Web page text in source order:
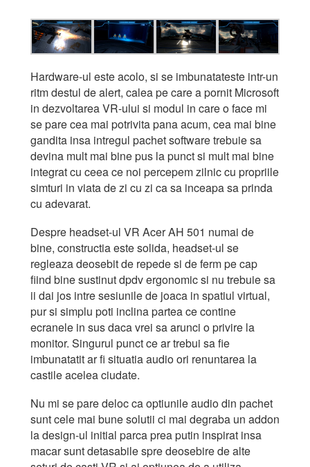
Hardware-ul este acolo, si se imbunatateste intr-un
ritm destul de alert, calea pe care a pornit Microsoft
in dezvoltarea VR-ului si modul in care o face mi
se pare cea mai potrivita pana acum, cea mai bine
gandita insa intregul pachet software trebuie sa
devina mult mai bine pus la punct si mult mai bine
integrat cu ceea ce noi percepem zilnic cu propriile
simturi in viata de zi cu zi ca sa inceapa sa prinda
cu adevarat.
Despre headset-ul VR Acer AH 501 numai de
bine, constructia este solida, headset-ul se
regleaza deosebit de repede si de ferm pe cap
fiind bine sustinut dpdv ergonomic si nu trebuie sa
ii dai jos intre sesiunile de joaca in spatiul virtual,
pur si simplu poti inclina partea ce contine
ecranele in sus daca vrei sa arunci o privire la
monitor. Singurul punct ce ar trebui sa fie
imbunatatit ar fi situatia audio ori renuntarea la
castile acelea ciudate.
Nu mi se pare deloc ca optiunile audio din pachet
sunt cele mai bune solutii ci mai degraba un addon
la design-ul initial parca prea putin inspirat insa
macar sunt detasabile spre deosebire de alte